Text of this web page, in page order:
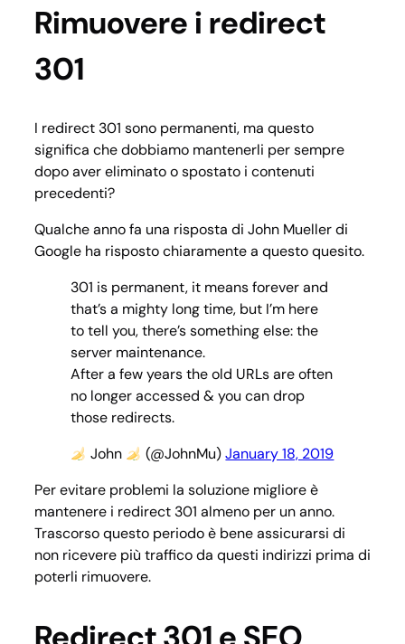
Rimuovere i redirect
301
I redirect 301 sono permanenti, ma questo
significa che dobbiamo mantenerli per sempre
dopo aver eliminato o spostato i contenuti
precedenti?
Qualche anno fa una risposta di John Mueller di
Google ha risposto chiaramente a questo quesito.
301 is permanent, it means forever and
that’s a mighty long time, but I’m here
to tell you, there’s something else: the
server maintenance.
After a few years the old URLs are often
no longer accessed & you can drop
those redirects.
John
(@JohnMu)January 18, 2019
Per evitare problemi la soluzione migliore è
mantenere i redirect 301 almeno per un anno.
Trascorso questo periodo è bene assicurarsi di
non ricevere più traffico da questi indirizzi prima di
poterli rimuovere.